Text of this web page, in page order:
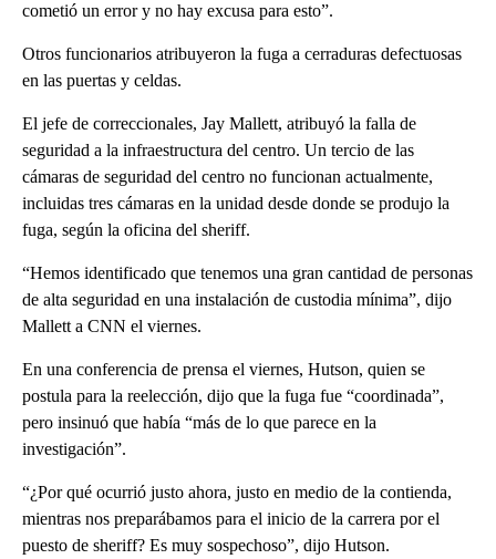
cometió un error y no hay excusa para esto”.
Otros funcionarios atribuyeron la fuga a cerraduras defectuosas
en las puertas y celdas.
El jefe de correccionales, Jay Mallett, atribuyó la falla de
seguridad a la infraestructura del centro. Un tercio de las
cámaras de seguridad del centro no funcionan actualmente,
incluidas tres cámaras en la unidad desde donde se produjo la
fuga, según la oficina del sheriff.
“Hemos identificado que tenemos una gran cantidad de personas
de alta seguridad en una instalación de custodia mínima”, dijo
Mallett a CNN el viernes.
En una conferencia de prensa el viernes, Hutson, quien se
postula para la reelección, dijo que la fuga fue “coordinada”,
pero insinuó que había “más de lo que parece en la
investigación”.
“¿Por qué ocurrió justo ahora, justo en medio de la contienda,
mientras nos preparábamos para el inicio de la carrera por el
puesto de sheriff? Es muy sospechoso”, dijo Hutson.